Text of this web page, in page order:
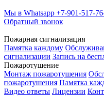
Мы в Whatsapp +7-901-517-
Обратный звонок
Пожарная сигнализация
Памятка каждому
сигнализации Запись на
Пожаротушение
Монтаж пожаротушения
пожаротушения Памятка
Видео ответы Лицензии